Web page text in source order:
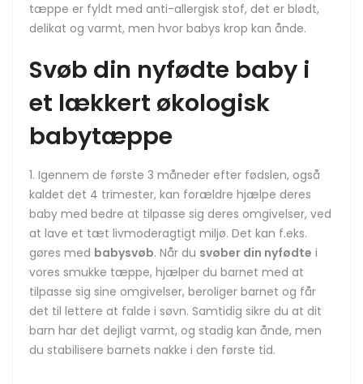
tæppe er fyldt med anti-allergisk stof, det er blødt,
delikat og varmt, men hvor babys krop kan ånde.
Svøb din nyfødte baby i
et lækkert økologisk
babytæppe
Igennem de første 3 måneder efter fødslen, også
kaldet det 4 trimester, kan forældre hjælpe deres
baby med bedre at tilpasse sig deres omgivelser, ved
at lave et tæt livmoderagtigt miljø. Det kan f.eks.
gøres med babysvøb. Når du svøber din nyfødte i
vores smukke tæppe, hjælper du barnet med at
tilpasse sig sine omgivelser, beroliger barnet og får
det til lettere at falde i søvn. Samtidig sikre du at dit
barn har det dejligt varmt, og stadig kan ånde, men
du stabilisere barnets nakke i den første tid.